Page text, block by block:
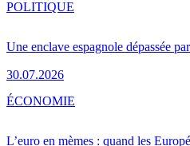
Une enclave espagnole dépassée
30.07.2026
POLITIQUE
L’euro en mèmes : quand les
ÉCONOMIE